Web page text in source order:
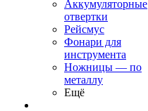
Аккумуляторные
отвертки
Рейсмус
Фонари для
инструмента
Ножницы — по
металлу
Ещё